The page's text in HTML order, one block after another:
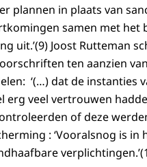
plannen in plaats van
samen met het
uit.’(9) Joost Rutteman
ten aanzien
‘(…) dat de
erg veel vertrouwen
of deze
: ‘Vooralsnog is